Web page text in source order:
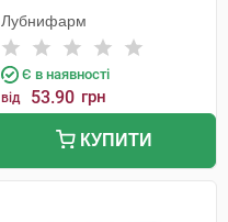
Лубнифарм
Є в наявності
від 53.90 грн
КУПИТИ